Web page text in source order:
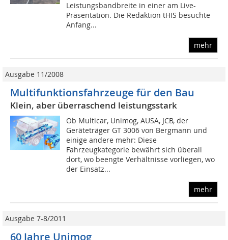
Leistungsbandbreite in einer am Live-
Präsentation. Die Redaktion tHIS besuchte
Anfang...
mehr
Ausgabe 11/2008
Multifunktionsfahrzeuge für den Bau
Klein, aber überraschend leistungsstark
Ob Multicar, Unimog, AUSA, JCB, der
Geräteträger GT 3006 von Bergmann und
einige andere mehr: Diese
Fahrzeugkategorie bewährt sich überall
dort, wo beengte Verhältnisse vorliegen, wo
der Einsatz...
mehr
Ausgabe 7-8/2011
60 Jahre Unimog